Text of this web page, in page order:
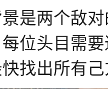
是两个敌
位头目需
找出所有